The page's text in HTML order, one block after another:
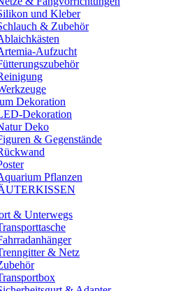
und Kleber
& Zubehör
Aufzucht
Dekoration
Dekoration
Deko
& Gegenstände
Pflanzen
& Unterwegs
& Netz